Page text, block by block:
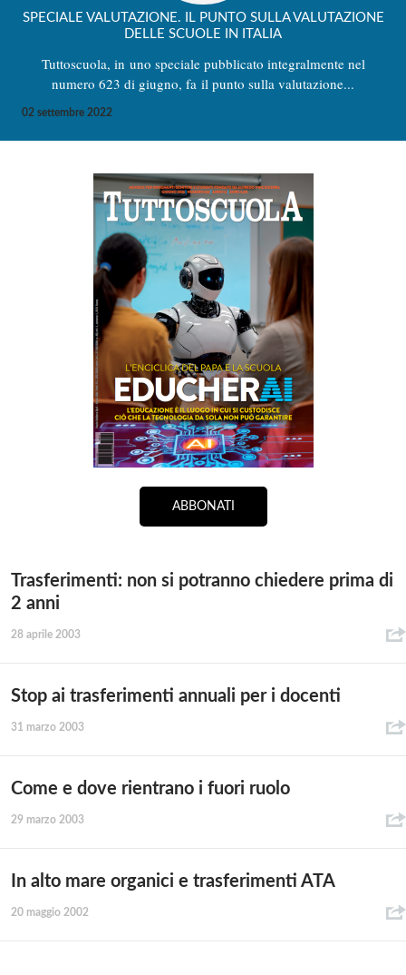
SPECIALE VALUTAZIONE. IL PUNTO SULLA VALUTAZIONE
DELLE SCUOLE IN ITALIA
Tuttoscuola, in uno speciale pubblicato integralmente nel
numero 623 di giugno, fa il punto sulla valutazione...
02 settembre 2022
ABBONATI
Trasferimenti: non si potranno chiedere prima di
2 anni
28 aprile 2003
Stop ai trasferimenti annuali per i docenti
31 marzo 2003
Come e dove rientrano i fuori ruolo
29 marzo 2003
In alto mare organici e trasferimenti ATA
20 maggio 2002